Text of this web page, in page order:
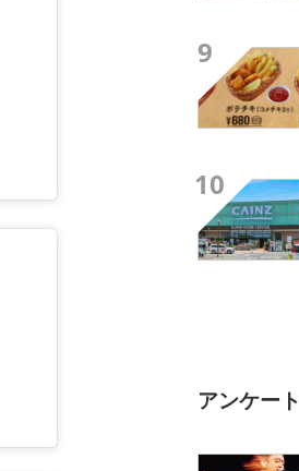
9
10
アンケート